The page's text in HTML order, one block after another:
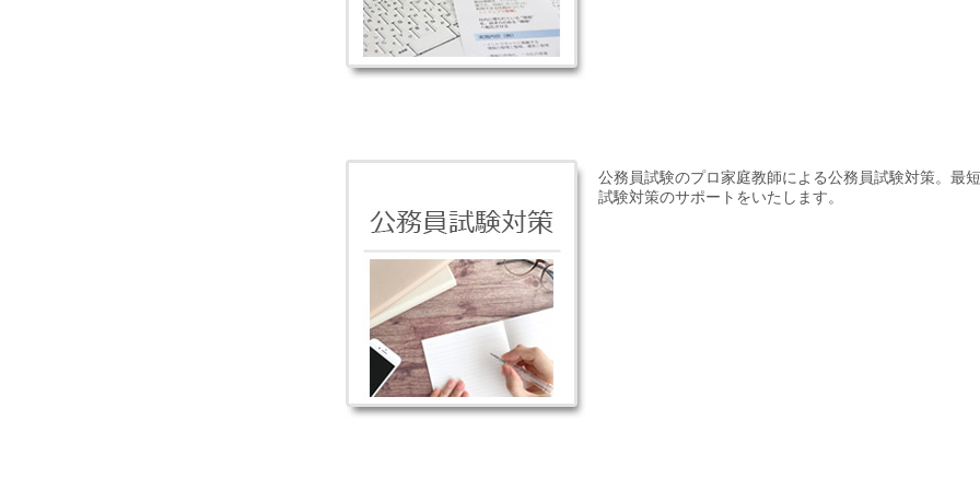
公務員試験のプロ家庭教師による公務員試験対策。最
試験対策のサポートをいたします。